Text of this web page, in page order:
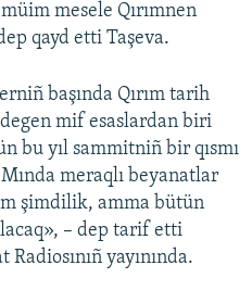
mesele Qırımnen
qayd etti Taşeva.
başında Qırım tarih
mif esaslardan biri
bu yıl sammitniñ bir qısmı
meraqlı beyanatlar
şimdilik, amma bütün
– dep tarif etti
yayınında.